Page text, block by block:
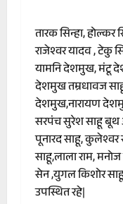
तारक सिन्हा, होल्कर
राजेश्वर यादव , टेकु
यामनि देशमुख, मंटू
देशमुख तम्रधावज
देशमुख,नारायण
सरपंच सुरेश साहू बूथ
पूनारद साहू,
साहू,लाला राम,
सेन ,युगल किशोर
उपस्थित रहे|